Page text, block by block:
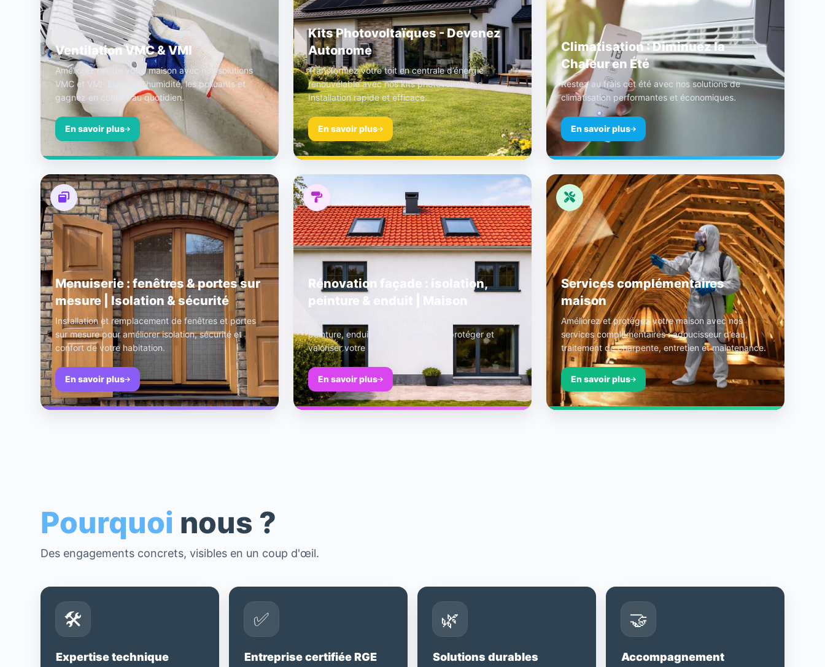
Ventilation VMC & VMI
Améliorez l’air de votre maison avec nos solutions
VMC et VMI. Éliminez l’humidité, les polluants et
gagnez en confort au quotidien.
En savoir plus
Kits Photovoltaïques - Devenez
Autonome
Transformez votre toit en centrale d’énergie
renouvelable avec nos kits photovoltaïques.
Installation rapide et efficace.
En savoir plus
Climatisation : Diminuez la
Chaleur en Été
Restez au frais cet été avec nos solutions de
climatisation performantes et économiques.
En savoir plus
Menuiserie : fenêtres & portes sur
mesure | Isolation & sécurité
Installation et remplacement de fenêtres et portes
sur mesure pour améliorer isolation, sécurité et
confort de votre habitation.
En savoir plus
Rénovation façade : isolation,
peinture & enduit | Maison
peinture, enduit et nettoyage pour protéger et
valoriser votre maison.
En savoir plus
Services complémentaires
maison
Améliorez et protégez votre maison avec nos
services complémentaires : adoucisseur d’eau,
traitement de charpente, entretien et maintenance.
En savoir plus
Pourquoi nous ?
Des engagements concrets, visibles en un coup d'œil.
🛠️
Expertise technique
✅
Entreprise certifiée RGE
🌿
Solutions durables
🤝
Accompagnement